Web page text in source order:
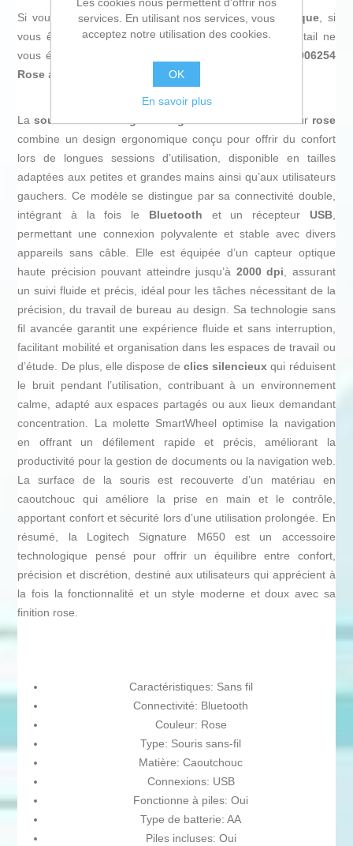
Si vous êtes passionné d'informatique et d'électronique, si
vous êtes à la pointe de la technologie et qu'aucun détail ne
vous échappe, achetez
Souris sans-fil Logitech 910-006254
Rose au meilleur prix.
Lasouris sans fil Logitech Signature M650en couleur rose
combine un design ergonomique conçu pour offrir du confort
lors de longues sessions d’utilisation, disponible en tailles
adaptées aux petites et grandes mains ainsi qu’aux utilisateurs
gauchers. Ce modèle se distingue par sa connectivité double,
intégrant à la fois le Bluetooth et un récepteur USB,
permettant une connexion polyvalente et stable avec divers
appareils sans câble. Elle est équipée d’un capteur optique
haute précision pouvant atteindre jusqu’à 2000 dpi, assurant
un suivi fluide et précis, idéal pour les tâches nécessitant de la
précision, du travail de bureau au design. Sa technologie sans
fil avancée garantit une expérience fluide et sans interruption,
facilitant mobilité et organisation dans les espaces de travail ou
d’étude. De plus, elle dispose declics silencieux qui réduisent
le bruit pendant l’utilisation, contribuant à un environnement
calme, adapté aux espaces partagés ou aux lieux demandant
concentration. La molette SmartWheel optimise la navigation
en offrant un défilement rapide et précis, améliorant la
productivité pour la gestion de documents ou la navigation web.
La surface de la souris est recouverte d’un matériau en
caoutchouc qui améliore la prise en main et le contrôle,
apportant confort et sécurité lors d’une utilisation prolongée. En
résumé, la Logitech Signature M650 est un accessoire
technologique pensé pour offrir un équilibre entre confort,
précision et discrétion, destiné aux utilisateurs qui apprécient à
la fois la fonctionnalité et un style moderne et doux avec sa
finition rose.
Caractéristiques: Sans fil
Connectivité: Bluetooth
Couleur: Rose
Type: Souris sans-fil
Matière: Caoutchouc
Connexions: USB
Fonctionne à piles: Oui
Type de batterie: AA
Piles incluses: Oui
services. En utilisant nos services, vous
acceptez notre utilisation des cookies.
OK
En savoir plus